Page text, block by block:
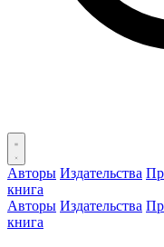
Авторы Издательства
книга
Авторы Издательства
книга